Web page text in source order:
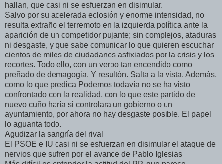
hallan, que casi ni se esfuerzan en disimular.
Salvo por su acelerada eclosión y enorme intensidad, no
resulta extraño el terremoto en la izquierda política ante la
aparición de un competidor pujante; sin complejos, ataduras
ni desgaste, y que sabe comunicar lo que quieren escuchar
cientos de miles de ciudadanos asfixiados por la crisis y los
recortes. Todo ello, con un verbo tan encendido como
preñado de demagogia. Y resultón. Salta a la vista. Además,
como lo que predica Podemos todavía no se ha visto
confrontado con la realidad, con lo que este partido de
nuevo cuño haría si controlara un gobierno o un
ayuntamiento, por ahora no hay desgaste posible. El papel
lo aguanta todo.
Agudizar la sangría del rival
El PSOE e IU casi ni se esfuerzan en disimular el ataque de
nervios que sufren por el avance de Pablo Iglesias